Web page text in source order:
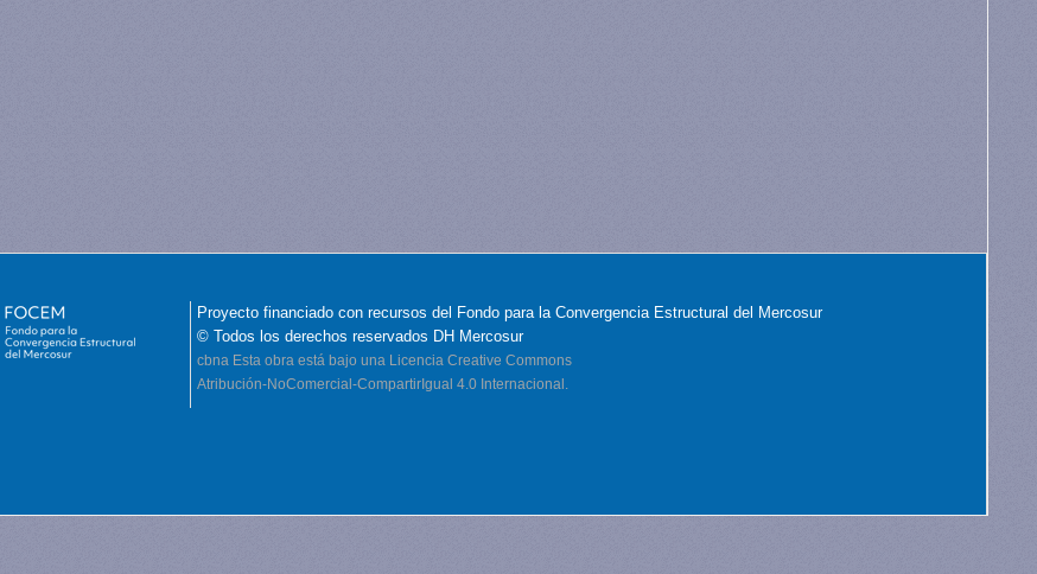
Proyecto financiado con recursos del Fondo para la Convergencia Estructural del Mercosur
© Todos los derechos reservados DH Mercosur
cbna Esta obra está bajo una Licencia Creative Commons
Atribución-NoComercial-CompartirIgual 4.0 Internacional.